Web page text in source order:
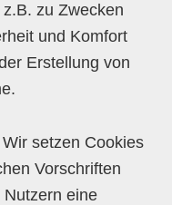
zu Zwecken
und Komfort
Erstellung von
Wir setzen Cookies
Vorschriften
eine